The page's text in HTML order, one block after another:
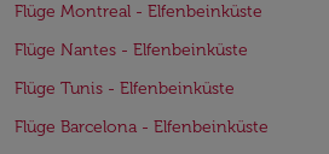
Flüge Montreal - Elfenbeinküste
Flüge Nantes - Elfenbeinküste
Flüge Tunis - Elfenbeinküste
Flüge Barcelona - Elfenbeinküste